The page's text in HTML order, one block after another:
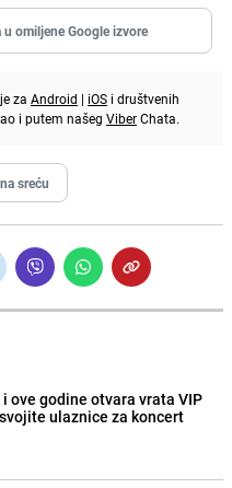
omiljene Google izvore
za Android | iOS i društvenih
i putem našeg ViberChata.
sreću
ove godine otvara vrata VIP
ulaznice za koncert